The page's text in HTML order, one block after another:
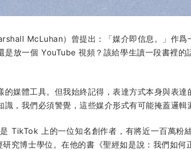
McLuhan）曾提出：「媒介即信息。」作爲
是放一個 YouTube 視頻？該給學生讀一段書裡
媒體工具。但我始終記得，表達方式本身與表
，我們必須警覺，這些媒介形式有可能掩蓋邏輯
TikTok 上的一位知名創作者，有將近一百萬粉
究博士學位。在他的書《聖經如是說：我們如何